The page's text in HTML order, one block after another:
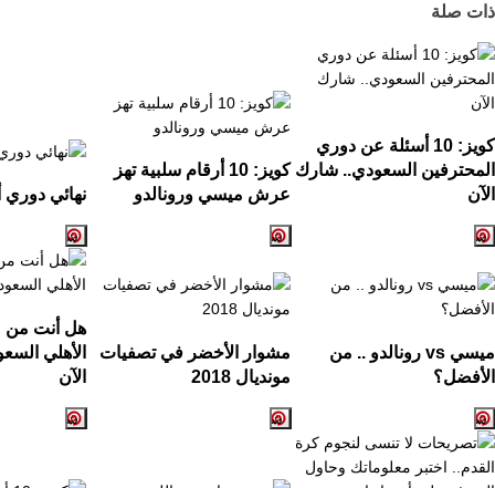
ذات صلة
كويز: 10 أسئلة عن دوري
المحترفين السعودي.. شارك
الآن
كويز: 10 أرقام سلبية تهز
عرش ميسي ورونالدو
نهائي دوري
ميسي vs رونالدو .. من
الأفضل؟
مشوار الأخضر في تصفيات
مونديال 2018
هل أنت من
الأهلي
الآن